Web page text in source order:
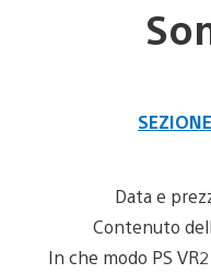
Data e
Contenuto
In che modo PS